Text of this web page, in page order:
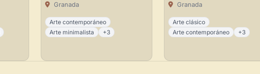
Granada
Arte contemporáneo
Arte minimalista
+3
Granada
Arte clásico
Arte contemporáneo
+3